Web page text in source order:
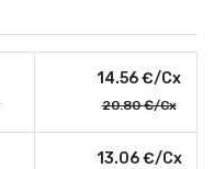
14.56 €/cx
20.80 €/cx
13.06 €/cx